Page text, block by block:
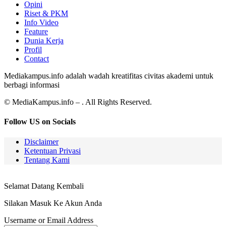
Opini
Riset & PKM
Info Video
Feature
Dunia Kerja
Profil
Contact
Mediakampus.info adalah wadah kreatifitas civitas akademi untuk
berbagi informasi
© MediaKampus.info – . All Rights Reserved.
Follow US on Socials
Disclaimer
Ketentuan Privasi
Tentang Kami
Selamat Datang Kembali
Silakan Masuk Ke Akun Anda
Username or Email Address